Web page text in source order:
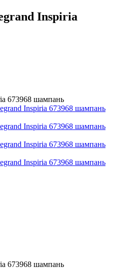
Inspiria
673968 шампань
673968 шампань